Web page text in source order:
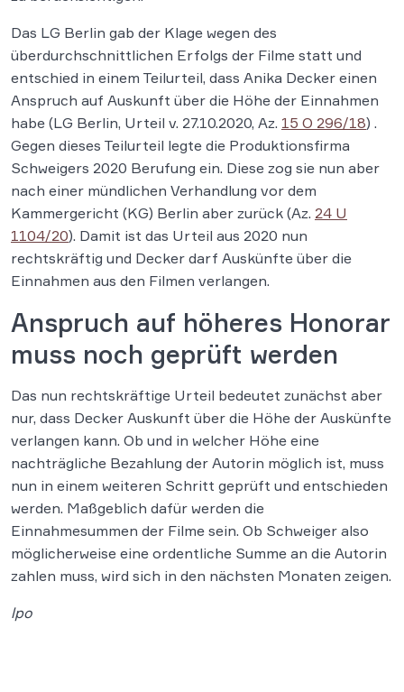
Das LG Berlin gab der Klage wegen des
überdurchschnittlichen Erfolgs der Filme statt und
entschied in einem Teilurteil, dass Anika Decker einen
Anspruch auf Auskunft über die Höhe der Einnahmen
habe (LG Berlin, Urteil v. 27.10.2020, Az. 15 O 296/18) .
Gegen dieses Teilurteil legte die Produktionsfirma
Schweigers 2020 Berufung ein. Diese zog sie nun aber
nach einer mündlichen Verhandlung vor dem
Kammergericht (KG) Berlin aber zurück (Az. 24 U
1104/20). Damit ist das Urteil aus 2020 nun
rechtskräftig und Decker darf Auskünfte über die
Einnahmen aus den Filmen verlangen.
Anspruch auf höheres Honorar
muss noch geprüft werden
Das nun rechtskräftige Urteil bedeutet zunächst aber
nur, dass Decker Auskunft über die Höhe der Auskünfte
verlangen kann. Ob und in welcher Höhe eine
nachträgliche Bezahlung der Autorin möglich ist, muss
nun in einem weiteren Schritt geprüft und entschieden
werden. Maßgeblich dafür werden die
Einnahmesummen der Filme sein. Ob Schweiger also
möglicherweise eine ordentliche Summe an die Autorin
zahlen muss, wird sich in den nächsten Monaten zeigen.
lpo